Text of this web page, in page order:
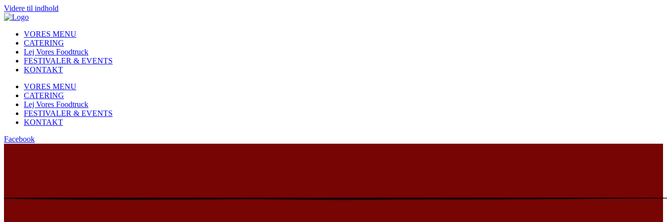
Videre til indhold
VORES MENU
CATERING
Lej Vores Foodtruck
FESTIVALER & EVENTS
KONTAKT
VORES MENU
CATERING
Lej Vores Foodtruck
FESTIVALER & EVENTS
KONTAKT
Facebook